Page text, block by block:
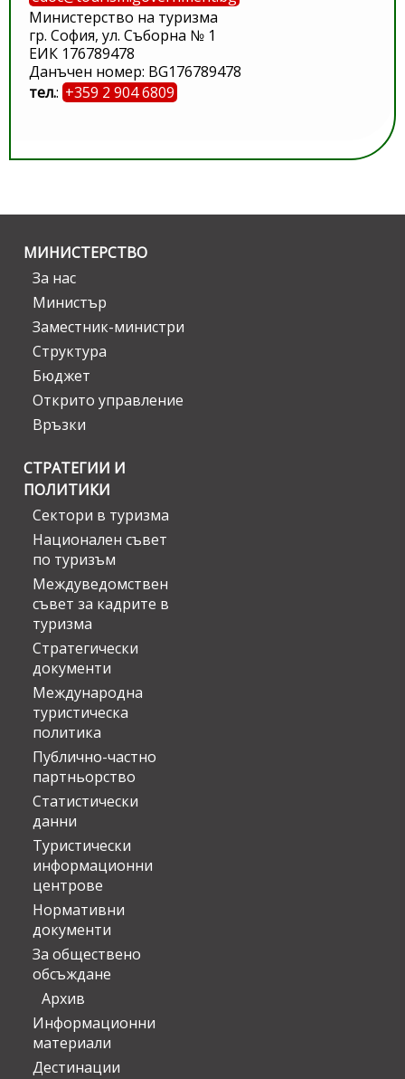
Министерство на туризма
гр. София, ул. Съборна № 1
ЕИК 176789478
Данъчен номер: BG176789478
тел.: +359 2 904 6809
МИНИСТЕРСТВО
За нас
Министър
Заместник-министри
Структура
Бюджет
Открито управление
Връзки
СТРАТЕГИИ И
ПОЛИТИКИ
Сектори в туризма
Национален съвет
по туризъм
Междуведомствен
съвет за кадрите в
туризма
Стратегически
документи
Международна
туристическа
политика
Публично-частно
партньорство
Статистически
данни
Туристически
информационни
центрове
Нормативни
документи
За обществено
обсъждане
Архив
Информационни
материали
Дестинации